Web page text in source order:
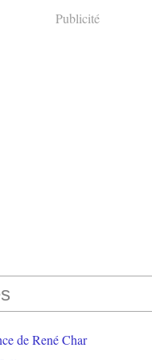
Publicité
de René Char